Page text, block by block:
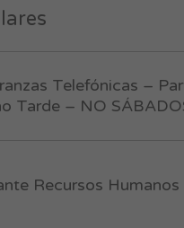
Telefónicas –
Tarde – NO
Recursos